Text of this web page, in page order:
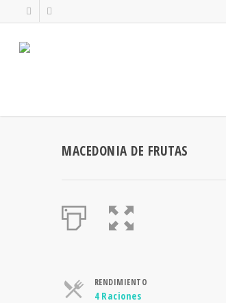
MACEDONIA DE FRUTAS
RENDIMIENTO
4 RacionesRaciones